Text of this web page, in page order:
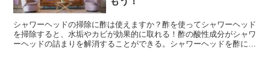
シャワーヘッドの掃除に酢は使えますか？酢を使ってシャワーヘッド
を掃除すると、水垢やカビが効果的に取れる！酢の酸性成分がシャワ
ーヘッドの詰まりを解消することができる。シャワーヘッドを酢に浸